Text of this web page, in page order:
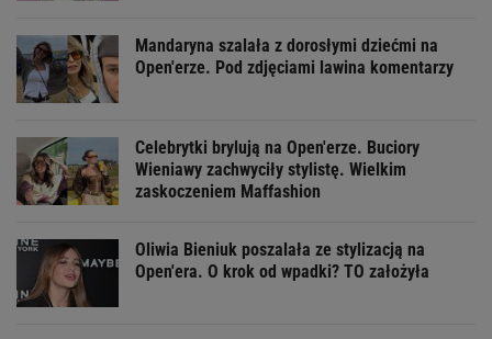
Mandaryna szalała z dorosłymi dziećmi na
Open'erze. Pod zdjęciami lawina komentarzy
Celebrytki brylują na Open'erze. Buciory
Wieniawy zachwyciły stylistę. Wielkim
zaskoczeniem Maffashion
Oliwia Bieniuk poszalała ze stylizacją na
Open'era. O krok od wpadki? TO założyła